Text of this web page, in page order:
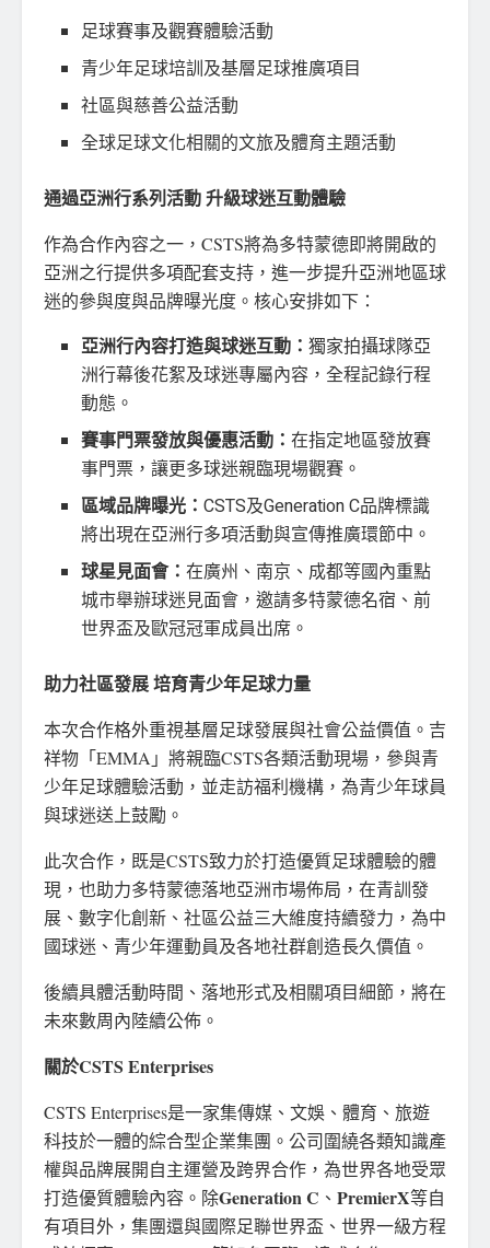
足球賽事及觀賽體驗活動
青少年足球培訓及基層足球推廣項目
社區與慈善公益活動
全球足球文化相關的文旅及體育主題活動
通過亞洲行系列活動 升級球迷互動體驗
作為合作內容之一，CSTS將為多特蒙德即將開啟的
亞洲之行提供多項配套支持，進一步提升亞洲地區球
迷的參與度與品牌曝光度。核心安排如下：
亞洲行內容打造與球迷互動：獨家拍攝球隊亞
洲行幕後花絮及球迷專屬內容，全程記錄行程
動態。
賽事門票發放與優惠活動：在指定地區發放賽
事門票，讓更多球迷親臨現場觀賽。
區域品牌曝光：CSTS及Generation C品牌標識
將出現在亞洲行多項活動與宣傳推廣環節中。
球星見面會：在廣州、南京、成都等國內重點
城市舉辦球迷見面會，邀請多特蒙德名宿、前
世界盃及歐冠冠軍成員出席。
助力社區發展 培育青少年足球力量
本次合作格外重視基層足球發展與社會公益價值。吉
祥物「EMMA」將親臨CSTS各類活動現場，參與青
少年足球體驗活動，並走訪福利機構，為青少年球員
與球迷送上鼓勵。
此次合作，既是CSTS致力於打造優質足球體驗的體
現，也助力多特蒙德落地亞洲市場佈局，在青訓發
展、數字化創新、社區公益三大維度持續發力，為中
國球迷、青少年運動員及各地社群創造長久價值。
後續具體活動時間、落地形式及相關項目細節，將在
未來數周內陸續公佈。
關於CSTS Enterprises
CSTS Enterprises是一家集傳媒、文娛、體育、旅遊
科技於一體的綜合型企業集團。公司圍繞各類知識產
權與品牌展開自主運營及跨界合作，為世界各地受眾
打造優質體驗內容。除Generation C 、 PremierX等自
有項目外，集團還與國際足聯世界盃、世界一級方程